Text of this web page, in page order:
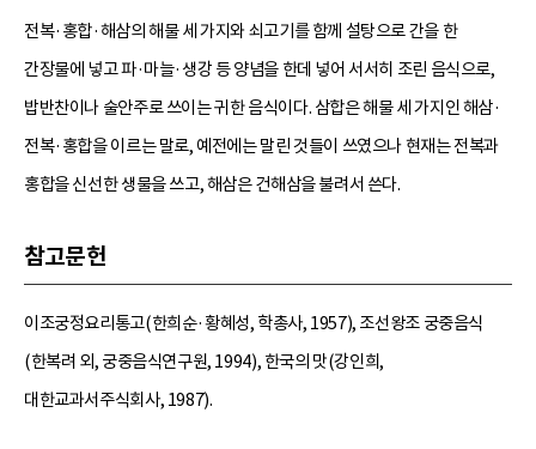
전복·홍합·해삼의 해물 세 가지와 쇠고기를 함께 설탕으로 간을 한
간장물에 넣고 파·마늘·생강 등 양념을 한데 넣어 서서히 조린 음식으로,
밥반찬이나 술안주로 쓰이는 귀한 음식이다. 삼합은 해물 세 가지인 해삼·
전복·홍합을 이르는 말로, 예전에는 말린 것들이 쓰였으나 현재는 전복과
홍합을 신선한 생물을 쓰고, 해삼은 건해삼을 불려서 쓴다.
참고문헌
이조궁정요리통고(한희순·황혜성, 학총사, 1957), 조선왕조 궁중음식
(한복려 외, 궁중음식연구원, 1994), 한국의 맛(강인희,
대한교과서주식회사, 1987).